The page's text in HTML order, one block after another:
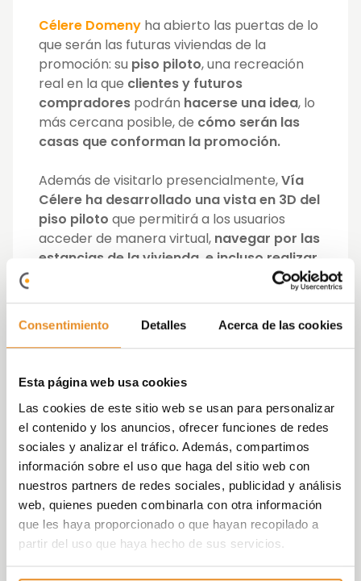
Consentimiento Detalles Acerca de las cookies
Esta página web usa cookies
Las cookies de este sitio web se usan para personalizar
el contenido y los anuncios, ofrecer funciones de redes
sociales y analizar el tráfico. Además, compartimos
información sobre el uso que haga del sitio web con
nuestros partners de redes sociales, publicidad y análisis
web, quienes pueden combinarla con otra información
que les haya proporcionado o que hayan recopilado a
partir del uso que haya hecho de sus servicios.
Célere Domeny ha abierto las puertas de lo
que serán las futuras viviendas de la
promoción: su piso piloto, una recreación
real en la que clientes y futuros
compradores podrán hacerse una idea, lo
más cercana posible, de cómo serán las
casas que conforman la promoción.
Además de visitarlo presencialmente,Vía
Célere ha desarrollado una vista en 3D del
piso piloto que permitirá a los usuarios
acceder de manera virtual, navegar por las
estancias de la vivienda, e incluso realizar
Célere Domeny, con un total de139
viviendascon tipologías disponibles de2, 3
y 4 dormitorios , cuenta además con unas
espectaculares zonas comunespara el
disfrute de toda la familia:piscina,pista de
pádel,Sala Social Gourmet,sala de
estudio, sala de juegos para niñosy
parque infantil.